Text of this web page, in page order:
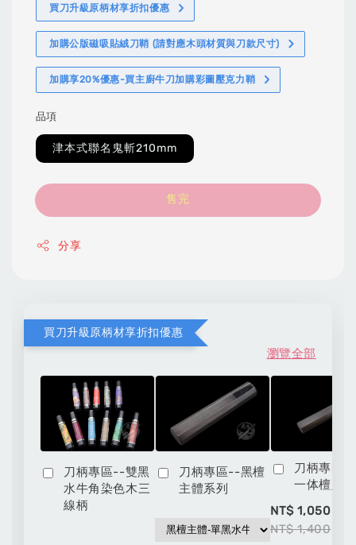
買刀升級原柄材享折扣優惠
加購公版磁吸貼絨刀鞘 (請對應木頭材質與刀款尺寸)
加購享20%優惠-買主廚牛刀加購彩圖壓克力鞘
品項
津本式聯名鬼斬210mm
售完
分享
買刀升級原柄材享折扣優惠
瀏覽全部
刀柄專區--雙黑
水牛角染色木三
線柄
刀柄專區--黑檀
主體系列
刀柄專區
一体檀八
NT$ 1,050
NT$ 1,400